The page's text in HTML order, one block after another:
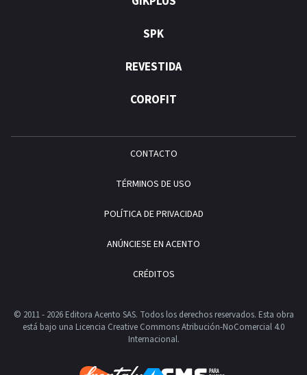
SPK
REVESTIDA
COROFIT
CONTACTO
TÉRMINOS DE USO
POLÍTICA DE PRIVACIDAD
ANÚNCIESE EN ACENTO
CRÉDITOS
© 2011 - 2026 Editora Acento SAS. Todos los derechos reservados. Esta obra
está bajo una Licencia Creative Commons Atribución-NoComercial 4.0
Internacional.